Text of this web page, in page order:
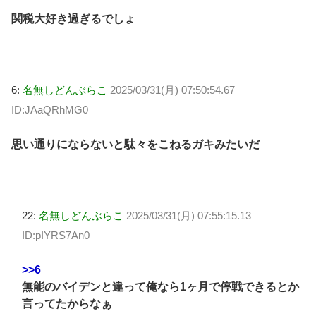
関税大好き過ぎるでしょ
6: 名無しどんぶらこ 2025/03/31(月) 07:50:54.67
ID:JAaQRhMG0
思い通りにならないと駄々をこねるガキみたいだ
22: 名無しどんぶらこ 2025/03/31(月) 07:55:15.13
ID:pIYRS7An0
>>6
無能のバイデンと違って俺なら1ヶ月で停戦できるとか
言ってたからなぁ